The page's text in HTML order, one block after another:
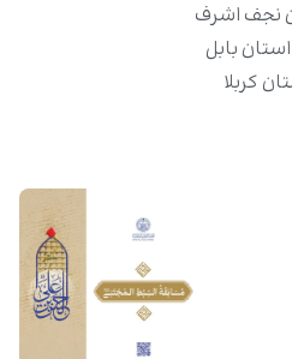
نجف اشرف
بابل
کربلا